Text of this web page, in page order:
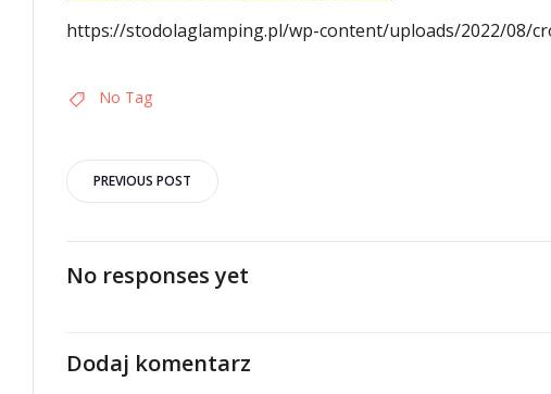
https://stodolaglamping.pl/wp-content/uploads/2022/08/
No Tag
Post
navigation
PREVIOUS POST
No responses yet
Dodaj komentarz